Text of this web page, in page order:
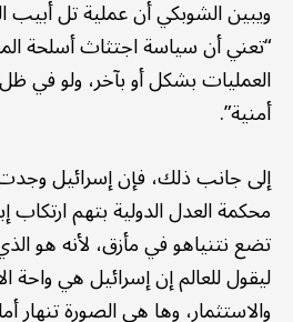
ويبين الشوبكي أن عملية تل أبيب
“تعني أن سياسة اجتثاث أسلحة
العمليات بشكل أو بآخر، ولو في
أمنية”.
إلى جانب ذلك، فإن إسرائيل
محكمة العدل الدولية بتهم ارتكاب
تضع نتنياهو في مأزق، لأنه هو
ليقول للعالم إن إسرائيل هي واحة
والاستثمار، وها هي الصورة تنهار